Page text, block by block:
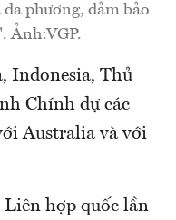
phương, đảm bảo
Ảnh:VGP.
Indonesia, Thủ
Chính dự các
Australia và với
hợp quốc lần